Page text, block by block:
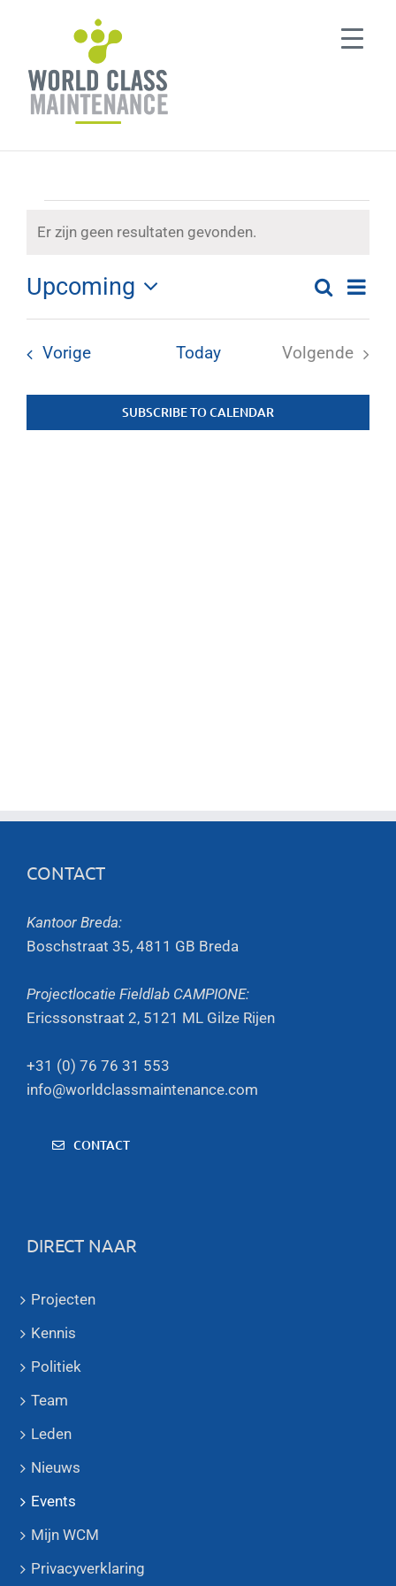
Evenementen
Notice
Er zijn geen resultaten gevonden.
Zoeken
Zoeken
List
Upcoming
Selecteer
een
datum
VorigeEvenementenToday
Volgende
SUBSCRIBE TO CALENDAR
CONTACT
Kantoor Breda:
Boschstraat 35, 4811 GB Breda
Projectlocatie Fieldlab CAMPIONE:
Ericssonstraat 2, 5121 ML Gilze Rijen
+31 (0) 76 76 31 553
info@worldclassmaintenance.com
CONTACT
DIRECT NAAR
Projecten
Kennis
Politiek
Team
Leden
Nieuws
Events
Mijn WCM
Privacyverklaring